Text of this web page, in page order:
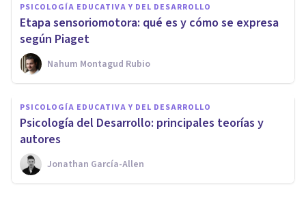
PSICOLOGÍA EDUCATIVA Y DEL DESARROLLO
Etapa sensoriomotora: qué es y cómo se expresa
según Piaget
Nahum Montagud Rubio
PSICOLOGÍA EDUCATIVA Y DEL DESARROLLO
Psicología del Desarrollo: principales teorías y
autores
Jonathan García-Allen